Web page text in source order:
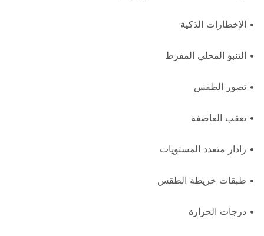
• الإخطارات الذكية
• التنبؤ المحلي المفرط
• تصور الطقس
• تعقب العاصفة
• رادار متعدد المستويات
• طبقات خريطة الطقس
• درجات الحرارة